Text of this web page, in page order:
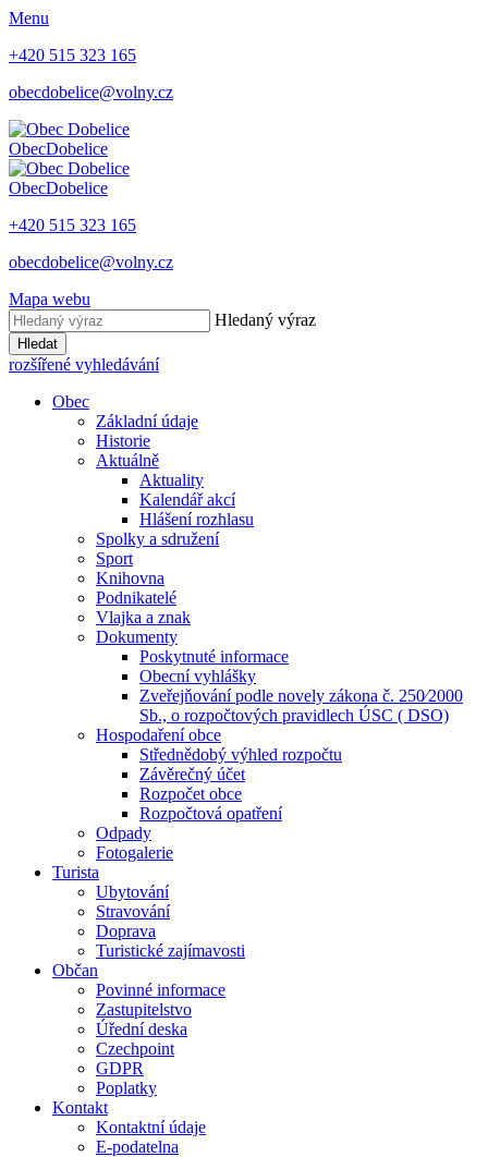
Menu
+420 515 323 165
obecdobelice@volny.cz
ObecDobelice
ObecDobelice
+420 515 323 165
obecdobelice@volny.cz
Mapa webu
Hledaný výraz
Hledat
rozšířené vyhledávání
Obec
Základní údaje
Historie
Aktuálně
Aktuality
Kalendář akcí
Hlášení rozhlasu
Spolky a sdružení
Sport
Knihovna
Podnikatelé
Vlajka a znak
Dokumenty
Poskytnuté informace
Obecní vyhlášky
Zveřejňování podle novely zákona č. 250⁄2000
Sb., o rozpočtových pravidlech ÚSC ( DSO)
Hospodaření obce
Střednědobý výhled rozpočtu
Závěrečný účet
Rozpočet obce
Rozpočtová opatření
Odpady
Fotogalerie
Turista
Ubytování
Stravování
Doprava
Turistické zajímavosti
Občan
Povinné informace
Zastupitelstvo
Úřední deska
Czechpoint
GDPR
Poplatky
Kontakt
Kontaktní údaje
E-podatelna